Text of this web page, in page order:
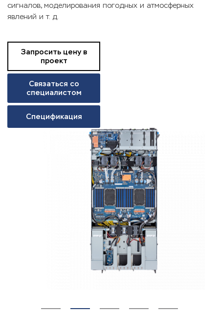
сигналов, моделирования погодных и атмосферных
явлений и т. д.
Запросить цену в
проект
Связаться со
специалистом
Спецификация